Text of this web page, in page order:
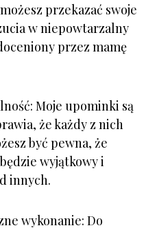
przekazać swoje
w niepowtarzalny
przez mamę
Moje upominki są
że każdy z nich
być pewna, że
wyjątkowy i
innych.
wykonanie: Do